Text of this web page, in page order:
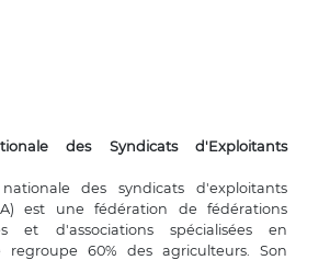
des Syndicats d'Exploitants
des syndicats d'exploitants
est une fédération de fédérations
et d'associations spécialisées en
regroupe 60% des agriculteurs. Son